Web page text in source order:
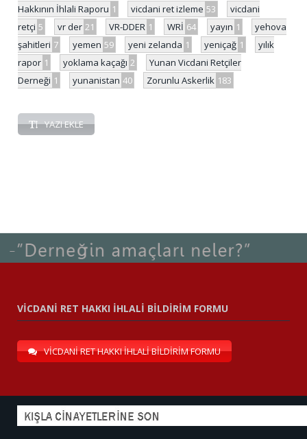
Hakkının İhlali Raporu 1 vicdani ret izleme 53
vicdani
retçi 5 vr der 21 VR-DDER 1 WRİ 64 yayın 1
yehova
şahitleri 7 yemen 59 yeni zelanda 1 yeniçağ 1
yılık
rapor 1 yoklama kaçağı 2
Yunan Vicdani Retçiler
Derneği 1 yunanistan 40 Zorunlu Askerlik 183
YAZI EKLE
VİCDANİ RET HAKKI İHLALİ BİLDİRİM FORMU
VİCDANİ RET HAKKI İHLALİ BİLDİRİM FORMU